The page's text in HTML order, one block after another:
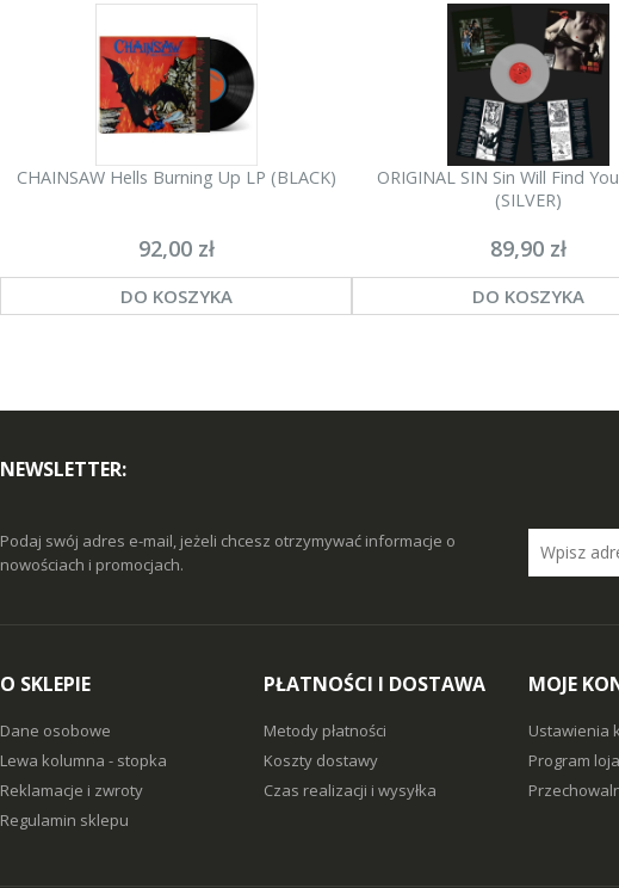
CHAINSAW Hells Burning Up LP (BLACK)
92,00 zł
DO KOSZYKA
ORIGINAL SIN Sin Will Find
(SILVER)
89,90 zł
DO KOSZYKA
NEWSLETTER:
Podaj swój adres e-mail, jeżeli chcesz otrzymywać informacje o
nowościach i promocjach.
O SKLEPIE
Dane osobowe
Lewa kolumna - stopka
Reklamacje i zwroty
Regulamin sklepu
PŁATNOŚCI I DOSTAWA
Metody płatności
Koszty dostawy
Czas realizacji i wysyłka
MOJE
Ustawienia
Program